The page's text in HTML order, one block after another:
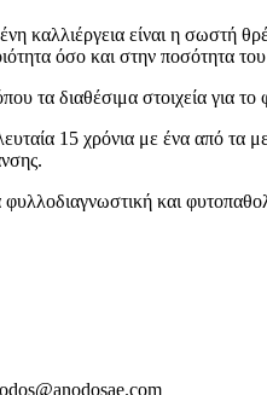
καλλιέργεια είναι η σωστή
όσο και στην ποσότητα του
τα διαθέσιμα στοιχεία για
15 χρόνια με ένα από τα
και